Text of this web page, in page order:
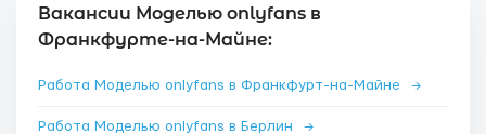
Вакансии Моделью onlyfans в
Франкфурте-на-Майне:
Работа Моделью onlyfans в Франкфурт-на-Майне →
Работа Моделью onlyfans в Берлин →